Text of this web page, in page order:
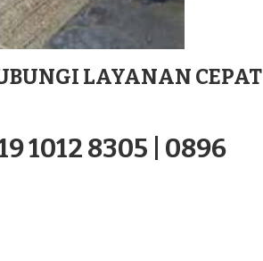
LAYANAN CEPAT
1012 8305 | 0896